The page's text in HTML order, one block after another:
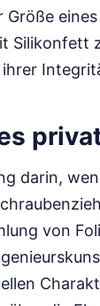
Größe
Silikonfett
darin,
von